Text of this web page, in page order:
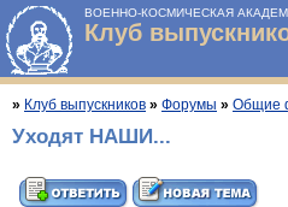
ВОЕННО-КОСМИЧЕСКАЯ
Клуб
» Клуб выпускников » Форумы » Общие
Уходят НАШИ...